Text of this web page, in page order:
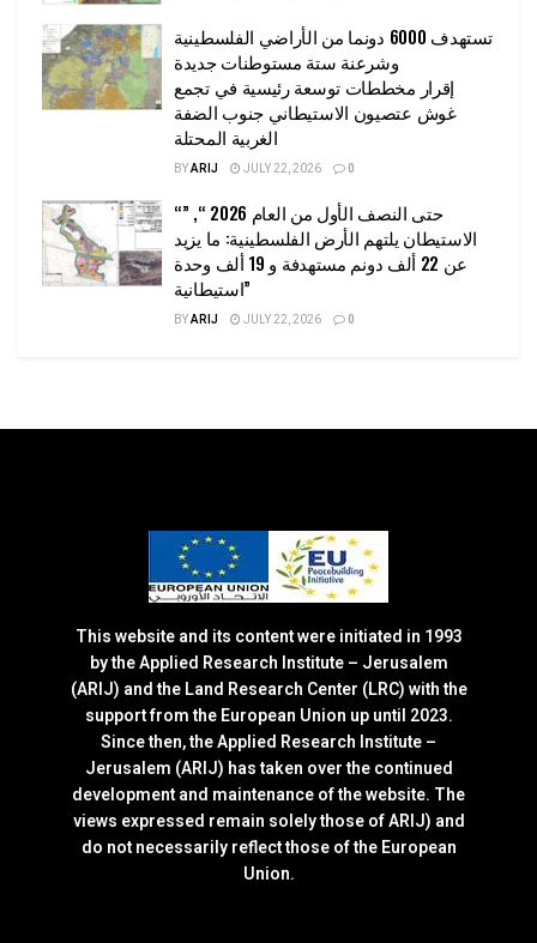
تستهدف 6000 دونما من الأراضي الفلسطينية
وشرعنة ستة مستوطنات جديدة
إقرار مخططات توسعة رئيسية في تجمع
غوش عتصيون الاستيطاني جنوب الضفة
الغربية المحتلة
BYARIJ JULY 22, 2026 0
“حتى النصف الأول من العام 2026 “, ”
الاستيطان يلتهم الأرض الفلسطينية: ما يزيد
عن 22 ألف دونم مستهدفة و 19 ألف وحدة
استيطانية”
BYARIJ JULY 22, 2026 0
This website and its content were initiated in 1993
by the Applied Research Institute – Jerusalem
(ARIJ) and the Land Research Center (LRC) with the
support from the European Union up until 2023.
Since then, the Applied Research Institute –
Jerusalem (ARIJ) has taken over the continued
development and maintenance of the website. The
views expressed remain solely those of ARIJ) and
do not necessarily reflect those of the European
Union.